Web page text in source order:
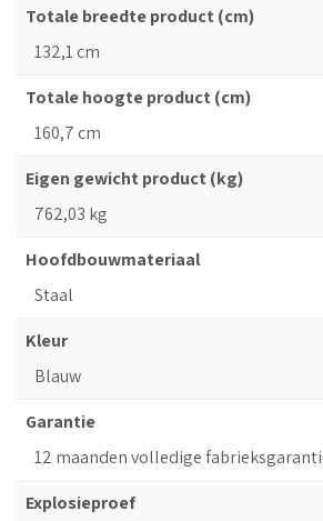
Totale breedte product (cm)
132,1 cm
Totale hoogte product (cm)
160,7 cm
Eigen gewicht product (kg)
762,03 kg
Hoofdbouwmateriaal
Staal
Kleur
Blauw
Garantie
12 maanden volledige
Explosieproef